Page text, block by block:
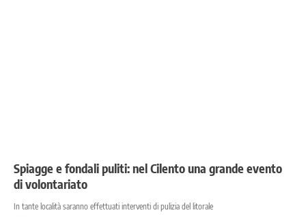
Spiagge e fondali puliti: nel Cilento una grande evento
di volontariato
In tante località saranno effettuati interventi di pulizia del litorale